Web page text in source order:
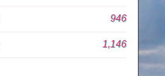
946
1,146